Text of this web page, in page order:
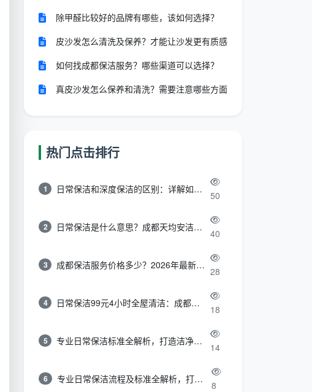
除甲醛比较好的品牌有哪些，该如何选择？
皮沙发怎么清洗及保养？才能让沙发更有质感
如何找成都保洁服务？哪些渠道可以选择？
真皮沙发怎么保养和清洗？需要注意哪些方面
热门点击排行
1 日常保洁和深度保洁的区别：详解如何选择最适合的清洁服务
50
2 日常保洁是什么意思？成都天均安洁带你快速区分“日常vs深度vs开荒”
40
3 成都保洁服务价格多少？2026年最新报价表来了，这一篇看透所有费用
28
4 日常保洁99元4小时全屋清洁：成都天均安洁保洁超值服务全解析
18
5 专业日常保洁标准全解析，打造洁净舒适生活空间
14
6 专业日常保洁流程及标准全解析，打造洁净舒适环境
8